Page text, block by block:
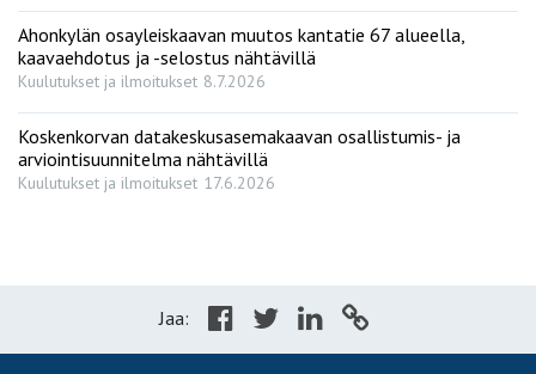
Ahonkylän osayleiskaavan muutos kantatie 67 alueella,
kaavaehdotus ja -selostus nähtävillä
Kuulutukset ja ilmoitukset 8.7.2026
Koskenkorvan datakeskusasemakaavan osallistumis- ja
arviointisuunnitelma nähtävillä
Kuulutukset ja ilmoitukset 17.6.2026
Jaa: